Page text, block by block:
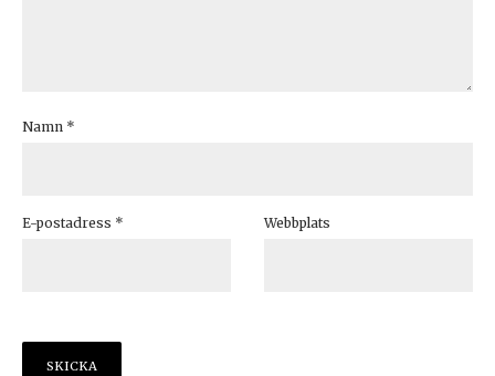
Namn *
E-postadress * Webbplats